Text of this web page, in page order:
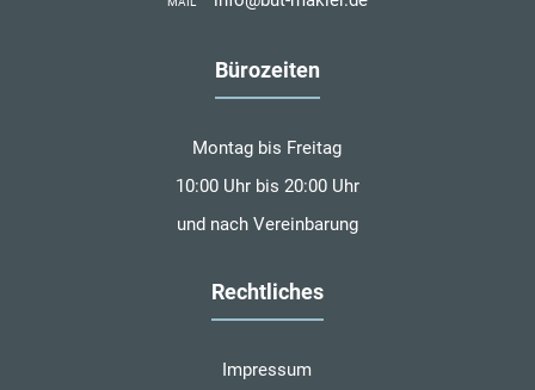
Bürozeiten
Montag bis Freitag
10:00 Uhr bis 20:00 Uhr
und nach Vereinbarung
Rechtliches
Impressum